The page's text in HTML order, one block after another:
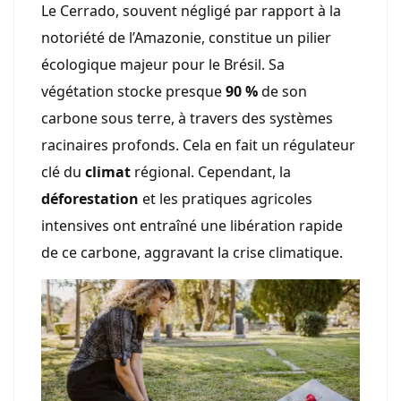
Le Cerrado, souvent négligé par rapport à la
notoriété de l’Amazonie, constitue un pilier
écologique majeur pour le Brésil. Sa
végétation stocke presque90 %de son
carbone sous terre, à travers des systèmes
racinaires profonds. Cela en fait un régulateur
clé du climat régional. Cependant, la
déforestation et les pratiques agricoles
intensives ont entraîné une libération rapide
de ce carbone, aggravant la crise climatique.